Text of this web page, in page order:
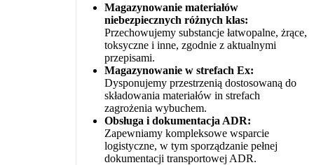
Magazynowanie materiałów
niebezpiecznych różnych klas:
Przechowujemy substancje łatwopalne, żrące,
toksyczne i inne, zgodnie z aktualnymi
przepisami.
Magazynowanie w strefach Ex:
Dysponujemy przestrzenią dostosowaną do
składowania materiałów in strefach
zagrożenia wybuchem.
Obsługa i dokumentacja ADR:
Zapewniamy kompleksowe wsparcie
logistyczne, w tym sporządzanie pełnej
dokumentacji transportowej ADR.